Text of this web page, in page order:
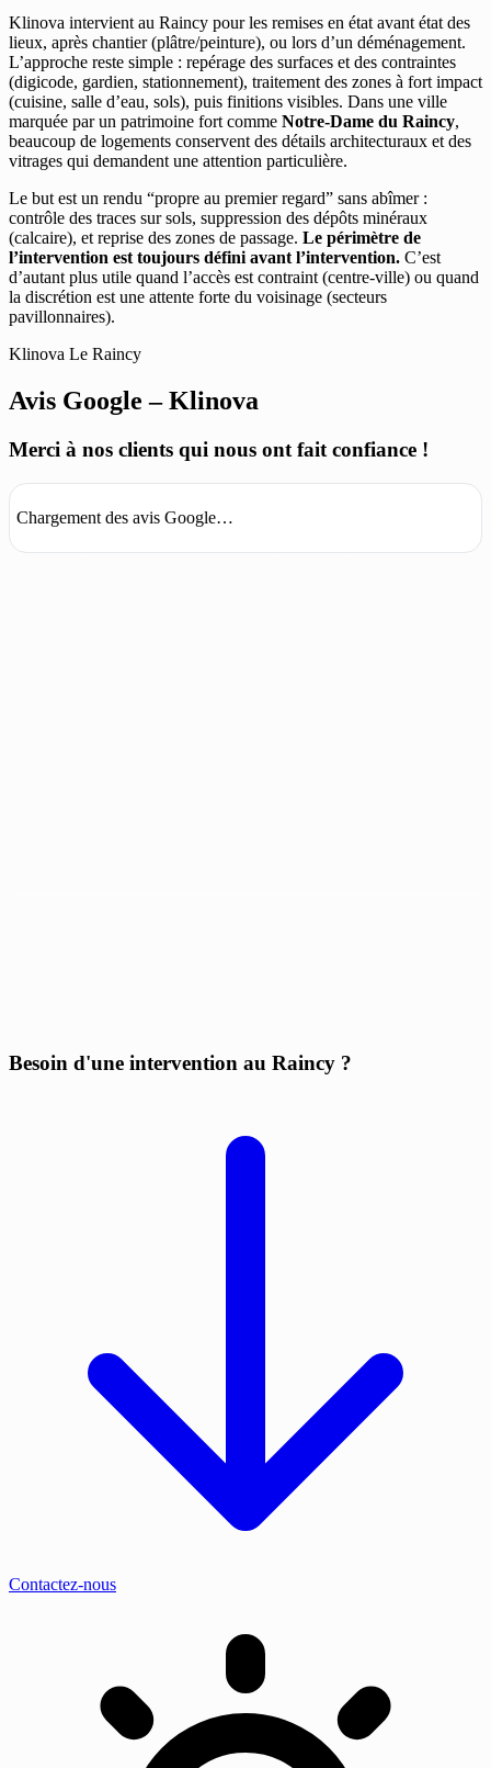
Klinova intervient au Raincy pour les remises en état avant état des
lieux, après chantier (plâtre/peinture), ou lors d’un déménagement.
L’approche reste simple : repérage des surfaces et des contraintes
(digicode, gardien, stationnement), traitement des zones à fort impact
(cuisine, salle d’eau, sols), puis finitions visibles. Dans une ville
marquée par un patrimoine fort comme Notre-Dame du Raincy,
beaucoup de logements conservent des détails architecturaux et des
vitrages qui demandent une attention particulière.
Le but est un rendu “propre au premier regard” sans abîmer :
contrôle des traces sur sols, suppression des dépôts minéraux
(calcaire), et reprise des zones de passage. Le périmètre de
l’intervention est toujours défini avant l’intervention. C’est
d’autant plus utile quand l’accès est contraint (centre-ville) ou quand
la discrétion est une attente forte du voisinage (secteurs
pavillonnaires).
Klinova Le Raincy
Avis Google – Klinova
Merci à nos clients qui nous ont fait confiance !
Chargement des avis Google…
Besoin d'une intervention au Raincy ?
Contactez-nous